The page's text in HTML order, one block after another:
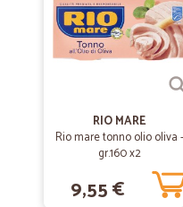
Qualche disguido sul primo
qualità dei prodotti
Stefano
Molto rapidi e gentili
Molto rapidi e gentili
Marco M.
RIO MARE
Rio mare tonno olio oliva -
gr.160 x2
9,55 €